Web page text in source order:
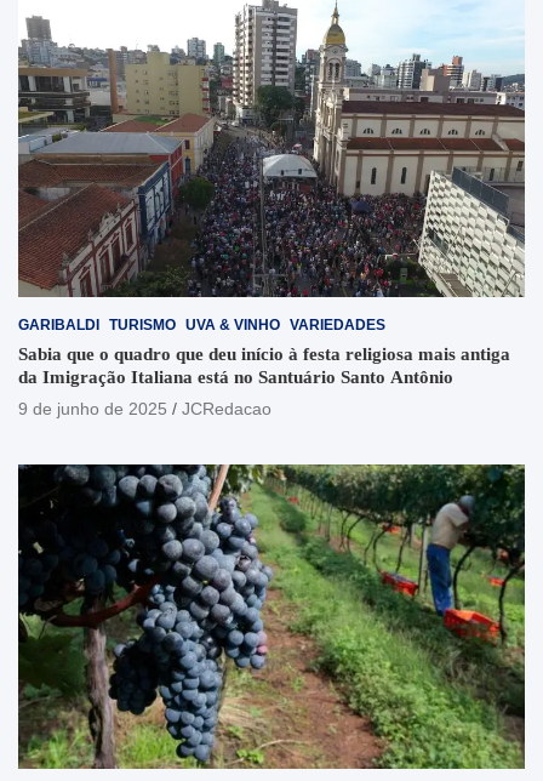
GARIBALDI TURISMO UVA & VINHO VARIEDADES
Sabia que o quadro que deu início à festa religiosa mais antiga
da Imigração Italiana está no Santuário Santo Antônio
9 de junho de 2025
JCRedacao